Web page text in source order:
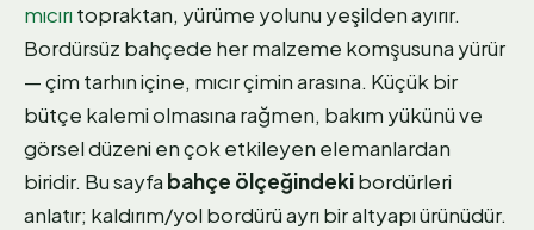
mıcırı topraktan, yürüme yolunu yeşilden ayırır.
Bordürsüz bahçede her malzeme komşusuna yürür
— çim tarhın içine, mıcır çimin arasına. Küçük bir
bütçe kalemi olmasına rağmen, bakım yükünü ve
görsel düzeni en çok etkileyen elemanlardan
biridir. Bu sayfa bahçe ölçeğindekibordürleri
anlatır; kaldırım/yol bordürü ayrı bir altyapı ürünüdür.